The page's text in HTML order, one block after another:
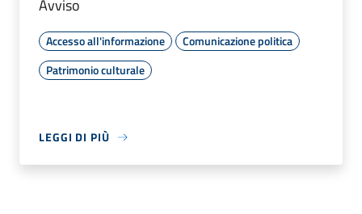
Avviso
Accesso all'informazione
Comunicazione politica
Patrimonio culturale
LEGGI DI PIÙ